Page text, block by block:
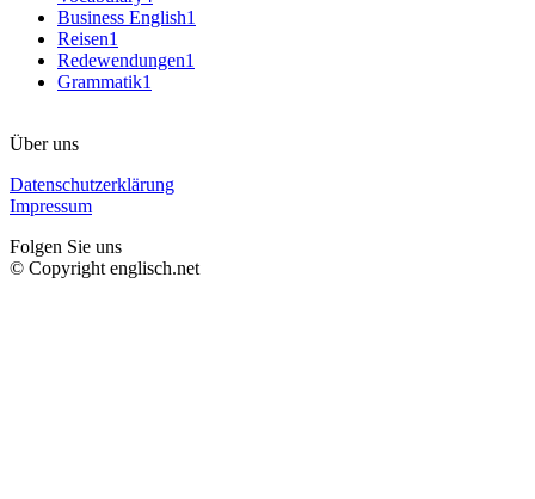
Business English1
Reisen1
Redewendungen1
Grammatik1
Über uns
Datenschutzerklärung
Impressum
Folgen Sie uns
© Copyright englisch.net